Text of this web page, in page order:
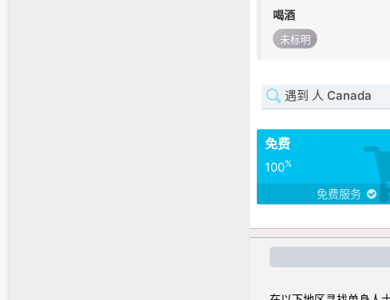
喝酒
未标明
遇到 人 Canada
免费
100%
免费服务